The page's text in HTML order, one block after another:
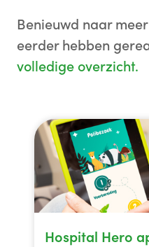
Benieuwd naar
eerder hebben
volledige overzicht.
Hospital Hero